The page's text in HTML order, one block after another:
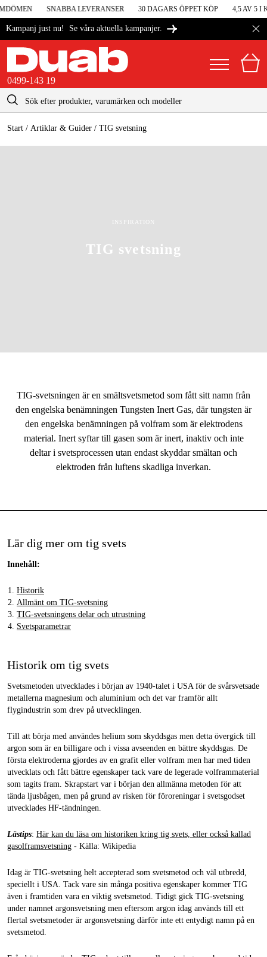
SNABBA LEVERANSER 30 DAGARS ÖPPET KÖP 4,5 AV 5 I
Kampanj just nu! Se våra aktuella kampanjer.
0499-143 19
Sverige
Artiklar & Guider
Våra varumärken
Kontakt & Öppettider
kontakt@duab.se
Start / Artiklar & Guider / TIG svetsning
INSPIRATION
TIG svetsning
TIG-svetsningen är en smältsvetsmetod som fått sitt namn från
den engelska benämningen Tungsten Inert Gas, där tungsten är
den engelska benämningen på volfram som är elektrodens
material. Inert syftar till gasen som är inert, inaktiv och inte
deltar i svetsprocessen utan endast skyddar smältan och
elektroden från luftens skadliga inverkan.
Lär dig mer om tig svets
Innehåll:
Historik
Allmänt om TIG-svetsning
TIG-svetsningens delar och utrustning
Svetsparametrar
Historik om tig svets
Svetsmetoden utvecklades i början av 1940-talet i USA för de svårsvetsade
metallerna magnesium och aluminium och det var framför allt
flygindustrin som drev på utvecklingen.
Till att börja med användes helium som skyddsgas men detta övergick till
argon som är en billigare och i vissa avseenden en bättre skyddsgas. De
första elektroderna gjordes av en grafit eller volfram men har med tiden
utvecklats och fått bättre egenskaper tack vare de legerade volframmaterial
som tagits fram. Skrapstart var i början den allmänna metoden för att
tända ljusbågen, men på grund av risken för föroreningar i svetsgodset
utvecklades HF-tändningen.
Lästips: Här kan du läsa om historiken kring tig svets, eller också kallad
gasolframsvetsning - Källa: Wikipedia
Idag är TIG-svetsning helt accepterad som svetsmetod och väl utbredd,
speciellt i USA. Tack vare sin många positiva egenskaper kommer TIG
även i framtiden vara en viktig svetsmetod. Tidigt gick TIG-svetsning
under namnet argonsvetsning men eftersom argon idag används till ett
flertal svetsmetoder är argonsvetsning därför inte ett entydigt namn på en
svetsmetod.